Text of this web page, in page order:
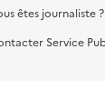
êtes journaliste ?
Service